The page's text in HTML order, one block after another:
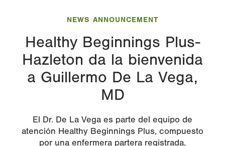
NEWS ANNOUNCEMENT
Healthy Beginnings Plus-
Hazleton da la bienvenida
a Guillermo De La Vega,
MD
El Dr. De La Vega es parte del equipo de
atención Healthy Beginnings Plus, compuesto
por una enfermera partera registrada,